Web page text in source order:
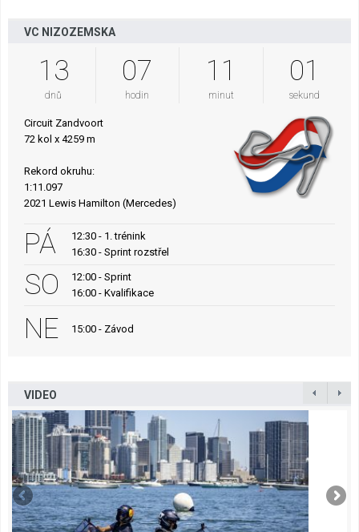
VC NIZOZEMSKA
13
dnů
07
hodin
11
minut
00
sekund
Circuit Zandvoort
72 kol x 4259 m
Rekord okruhu:
1:11.097
2021 Lewis Hamilton (Mercedes)
PÁ
12:30 - 1. trénink
16:30 - Sprint rozstřel
SO
12:00 - Sprint
16:00 - Kvalifikace
NE 15:00 - Závod
VIDEO